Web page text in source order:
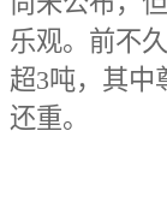
乐观。前不
超3吨，其
还重。